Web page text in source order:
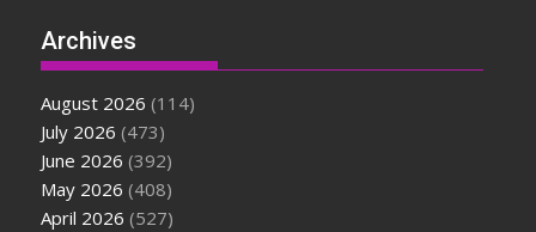
Archives
August 2026 (114)
July 2026 (473)
June 2026 (392)
May 2026 (408)
April 2026 (527)